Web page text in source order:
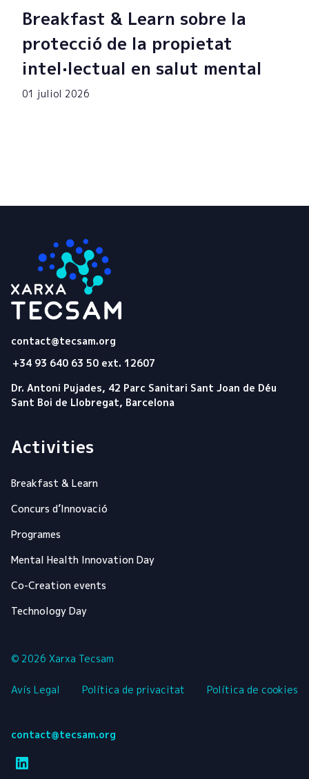
Breakfast & Learn sobre la
protecció de la propietat
intel·lectual en salut mental
01 juliol 2026
contact@tecsam.org
+34 93 640 63 50 ext. 12607
Dr. Antoni Pujades, 42 Parc Sanitari Sant Joan de Déu
Sant Boi de Llobregat, Barcelona
Activities
Breakfast & Learn
Concurs d’Innovació
Programes
Mental Health Innovation Day
Co-Creation events
Technology Day
© 2026 Xarxa Tecsam
Avís Legal Política de privacitat Política de cookies
contact@tecsam.org